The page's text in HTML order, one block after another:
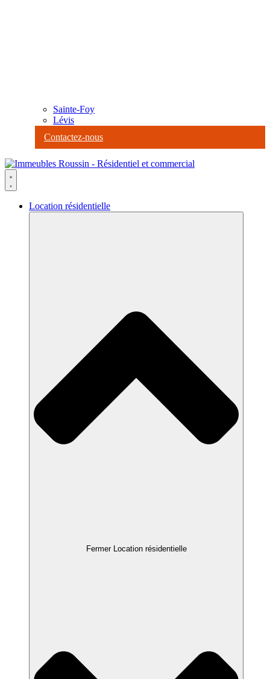
Sainte-Foy
Lévis
Contactez-nous
Location résidentielle
Fermer Location résidentielle